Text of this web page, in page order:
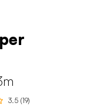
3.5 (19)